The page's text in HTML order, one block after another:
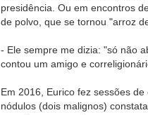
presidência. Ou em encontros
de polvo, que se tornou "arroz
- Ele sempre me dizia: "só não
contou um amigo e
Em 2016, Eurico fez sessões
nódulos (dois malignos)